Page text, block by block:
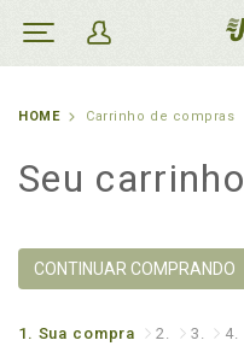
HOME Carrinho de compras
Seu carrinho
CONTINUAR COMPRANDO
1. Sua compra 2. 3. 4.